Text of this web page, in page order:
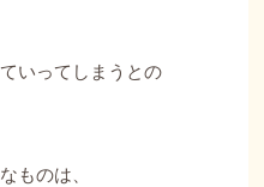
いってしまうとの
ものは、